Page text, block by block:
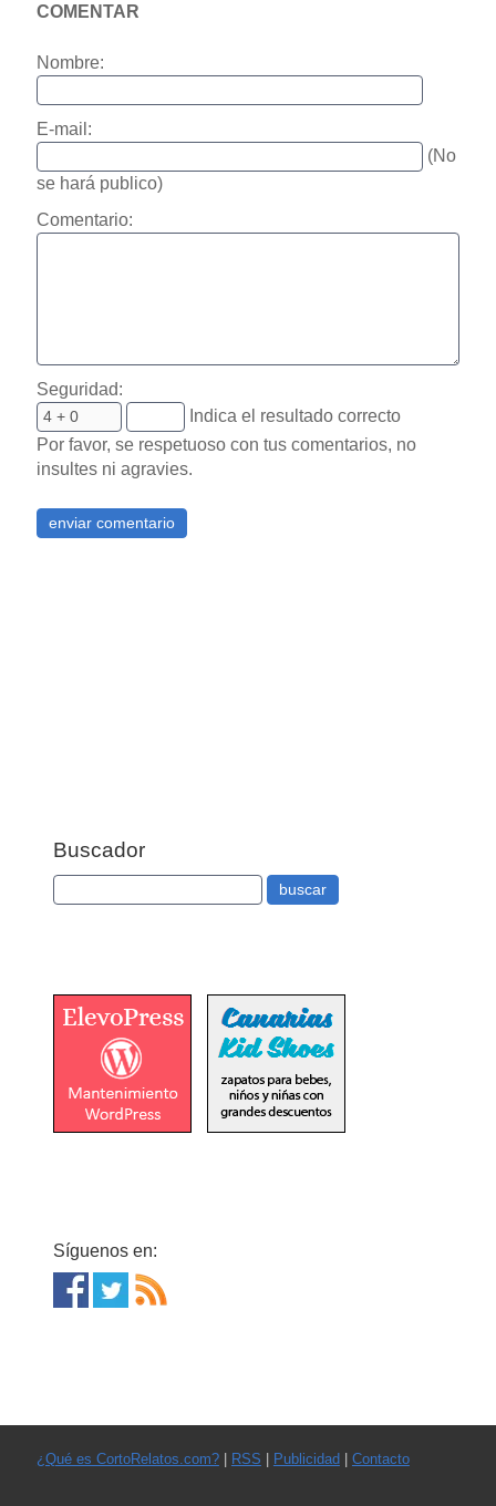
COMENTAR
Nombre:
E-mail:
(No
se hará publico)
Comentario:
Seguridad:
Indica el resultado correcto
Por favor, se respetuoso con tus comentarios, no
insultes ni agravies.
Buscador
Síguenos en:
¿Qué es CortoRelatos.com?| RSS Publicidad Contacto